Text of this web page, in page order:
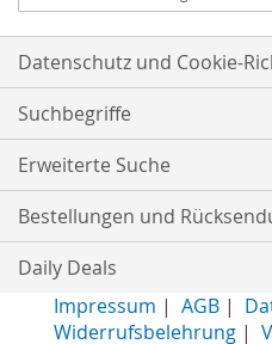
zum
Newsletter:
Datenschutz und Cookie-
Suchbegriffe
Erweiterte Suche
Bestellungen und
Daily Deals
Impressum | AGB|
Widerrufsbelehrung|